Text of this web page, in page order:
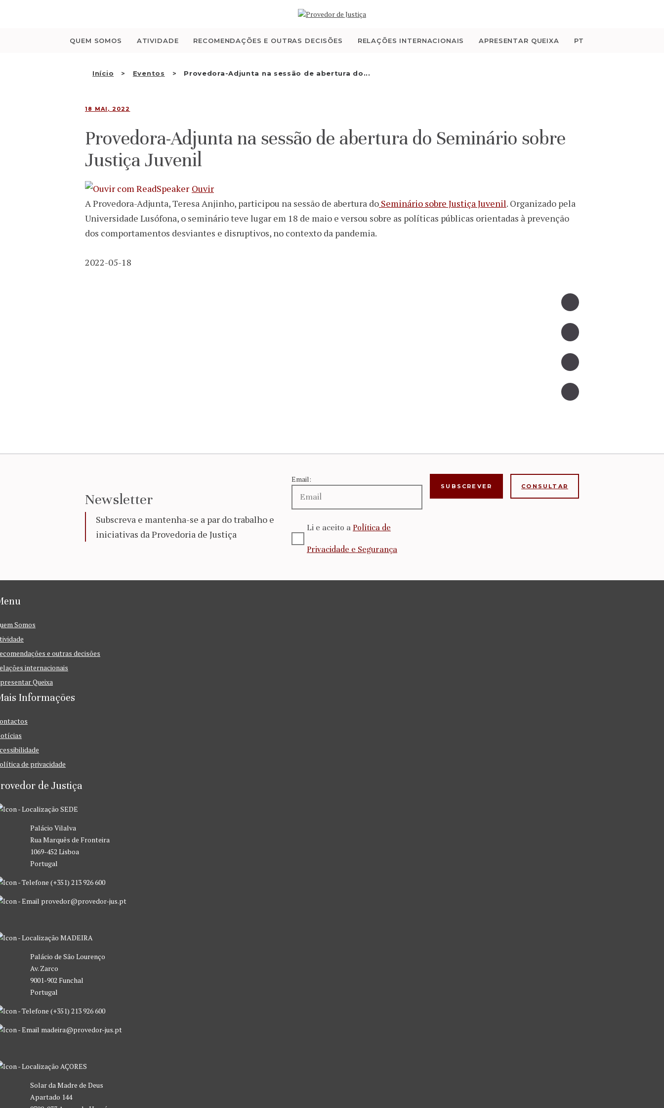
QUEM SOMOS ATIVIDADE RECOMENDAÇÕES E OUTRAS DECISÕES RELAÇÕES INTERNACIONAIS APRESENTAR QUEIXA PT
Início Eventos Provedora-Adjunta na sessão de abertura do...
QUEM SOMOS
ATIVIDADE
RECOMENDAÇÕES E
INTERNACIONAIS
PT
18 MAI, 2022
Provedora-Adjunta na sessão de abertura do Seminário sobre
Justiça Juvenil
Ouvir
A Provedora-Adjunta, Teresa Anjinho, participou na sessão de abertura do Seminário sobre Justiça Juvenil. Organizado pela
Universidade Lusófona, o seminário teve lugar em 18 de maio e versou sobre as políticas públicas orientadas à prevenção
dos comportamentos desviantes e disruptivos, no contexto da pandemia.
2022-05-18
Newsletter
Subscreva e mantenha-se a par do trabalho e
iniciativas da Provedoria de Justiça
Email:
Li e aceito a Política de
Privacidade e Segurança
CONSULTAR
Somos
e outras decisões
internacionais
Queixa
Informações
de privacidade
de Justiça
SEDE
Palácio Vilalva
Rua Marquês de Fronteira
1069-452 Lisboa
Portugal
(+351) 213 926 600
provedor@provedor-jus.pt
MADEIRA
Palácio de São Lourenço
Av. Zarco
9001-902 Funchal
Portugal
(+351) 213 926 600
madeira@provedor-jus.pt
AÇORES
Solar da Madre de Deus
Apartado 144